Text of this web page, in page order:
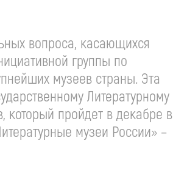
вопроса, касающихся
группы по
музеев страны. Эта
Литературному
пройдет в декабре в
музеи России» –